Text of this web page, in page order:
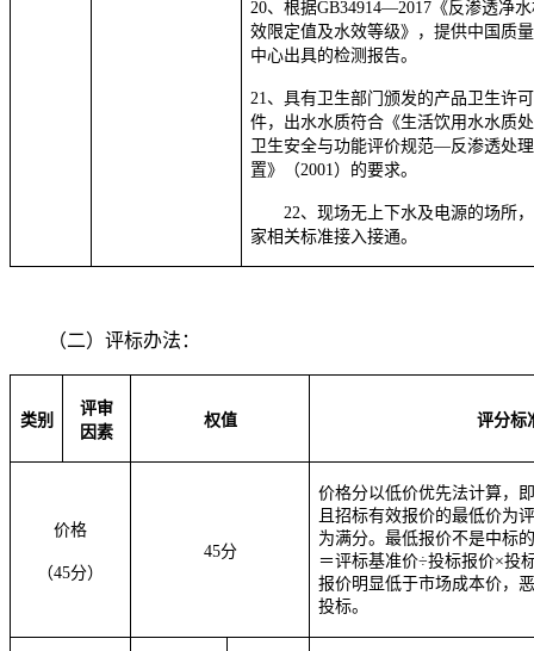
20、根据GB34914—2017《反渗透净
效限定值及水效等级》，提供中国质
中心出具的检测报告。
21、具有卫生部门颁发的产品卫生许
件，出水水质符合《生活饮用水水质
卫生安全与功能评价规范—反渗透处
置》（2001）的要求。
22、现场无上下水及电源的场所
家相关标准接入接通。
（二）评标办法：
类别
评审
因素
权值 评分标
价格
（45分）
45分
价格分以低价优先法计算，
且招标有效报价的最低价为
为满分。最低报价不是中标
＝评标基准价÷投标报价×投
报价明显低于市场成本价，
投标。